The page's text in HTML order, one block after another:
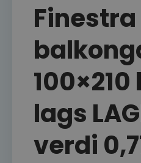
Finestra
lags
verdi